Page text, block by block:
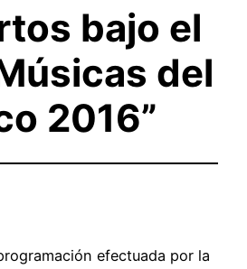
bajo el
del
2016”
efectuada por la